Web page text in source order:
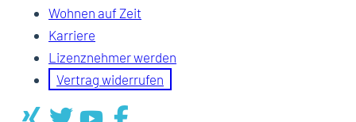
Wohnen auf Zeit
Karriere
Lizenznehmer werden
Vertrag widerrufen